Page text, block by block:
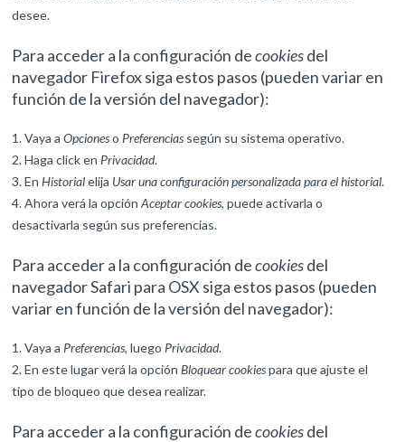
desee.
Para acceder a la configuración decookiesdel
navegador Firefoxsiga estos pasos (pueden variar en
función de la versión del navegador):
Vaya aOpcioneso Preferencias según su sistema operativo.
Haga click en Privacidad.
EnHistorialelija Usar una configuración personalizada para el historial.
Ahora verá la opciónAceptar cookies, puede activarla o
desactivarla según sus preferencias.
Para acceder a la configuración decookiesdel
navegadorSafari para OSX siga estos pasos (pueden
variar en función de la versión del navegador):
Vaya a Preferencias, luego Privacidad.
En este lugar verá la opciónBloquear cookiespara que ajuste el
tipo de bloqueo que desea realizar.
Para acceder a la configuración decookiesdel